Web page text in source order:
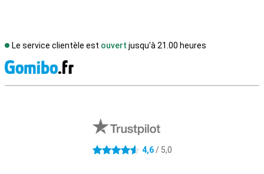
Le service clientèle est ouvert jusqu'à 21.00 heures
4.6 étoiles 4,6/ 5,0